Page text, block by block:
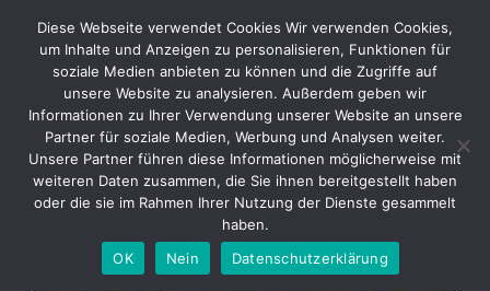
content
Shop
Willkommen im Wolf-Path-
Shop
Diese Webseite verwendet Cookies Wir verwenden Cookies,
um Inhalte und Anzeigen zu personalisieren, Funktionen für
soziale Medien anbieten zu können und die Zugriffe auf
unsere Website zu analysieren. Außerdem geben wir
Informationen zu Ihrer Verwendung unserer Website an unsere
Partner für soziale Medien, Werbung und Analysen weiter.
Unsere Partner führen diese Informationen möglicherweise mit
weiteren Daten zusammen, die Sie ihnen bereitgestellt haben
oder die sie im Rahmen Ihrer Nutzung der Dienste gesammelt
haben.
OK
Nein Datenschutzerklärung